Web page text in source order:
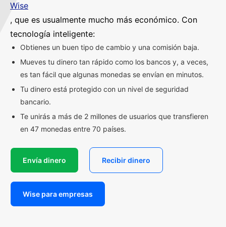
Wise
, que es usualmente mucho más económico. Con
tecnología inteligente:
Obtienes un buen tipo de cambio y una comisión baja.
Mueves tu dinero tan rápido como los bancos y, a veces,
es tan fácil que algunas monedas se envían en minutos.
Tu dinero está protegido con un nivel de seguridad
bancario.
Te unirás a más de 2 millones de usuarios que transfieren
en 47 monedas entre 70 países.
Envía dinero Recibir dinero
Wise para empresas